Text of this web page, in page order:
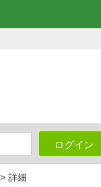
ログイン
詳細